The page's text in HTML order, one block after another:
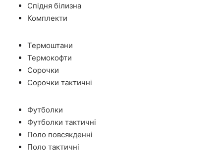
Спідня білизна
Комплекти
Термоштани
Термокофти
Сорочки
Сорочки тактичні
Футболки
Футболки тактичні
Поло повсякденні
Поло тактичні